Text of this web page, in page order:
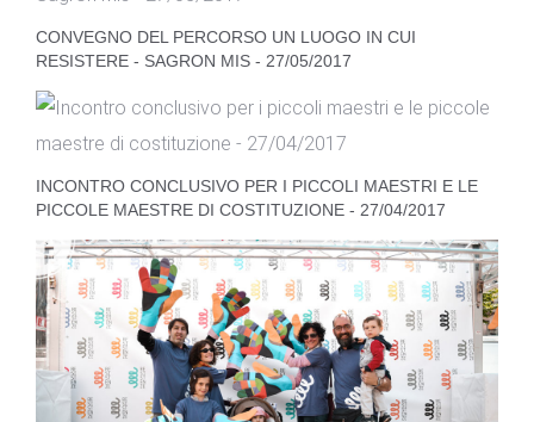
CONVEGNO DEL PERCORSO UN LUOGO IN CUI
RESISTERE - SAGRON MIS - 27/05/2017
INCONTRO CONCLUSIVO PER I PICCOLI MAESTRI E LE
PICCOLE MAESTRE DI COSTITUZIONE - 27/04/2017